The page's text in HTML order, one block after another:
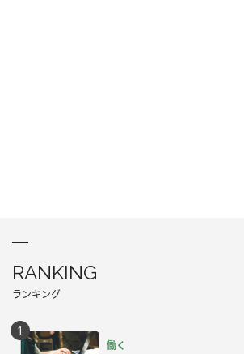
RANKING
ランキング
働く